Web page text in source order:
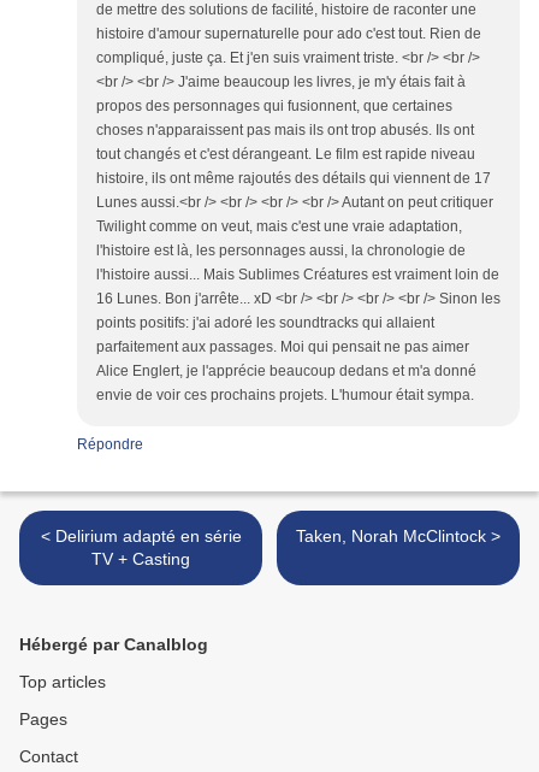
de mettre des solutions de facilité, histoire de raconter une
histoire d'amour supernaturelle pour ado c'est tout. Rien de
compliqué, juste ça. Et j'en suis vraiment triste. <br /> <br />
<br /> <br /> J'aime beaucoup les livres, je m'y étais fait à
propos des personnages qui fusionnent, que certaines
choses n'apparaissent pas mais ils ont trop abusés. Ils ont
tout changés et c'est dérangeant. Le film est rapide niveau
histoire, ils ont même rajoutés des détails qui viennent de 17
Lunes aussi.<br /> <br /> <br /> <br /> Autant on peut critiquer
Twilight comme on veut, mais c'est une vraie adaptation,
l'histoire est là, les personnages aussi, la chronologie de
l'histoire aussi... Mais Sublimes Créatures est vraiment loin de
16 Lunes. Bon j'arrête... xD <br /> <br /> <br /> <br /> Sinon les
points positifs: j'ai adoré les soundtracks qui allaient
parfaitement aux passages. Moi qui pensait ne pas aimer
Alice Englert, je l'apprécie beaucoup dedans et m'a donné
envie de voir ces prochains projets. L'humour était sympa.
Répondre
< Delirium adapté en série
TV + Casting
Taken, Norah McClintock >
Hébergé par Canalblog
Top articles
Pages
Contact